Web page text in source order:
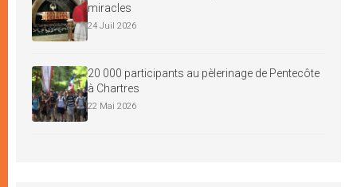
miracles
24 Juil 2026
20 000 participants au pèlerinage de Pentecôte
à Chartres
22 Mai 2026